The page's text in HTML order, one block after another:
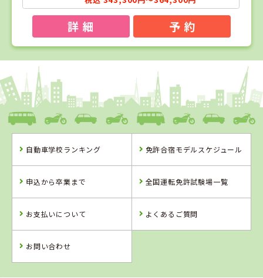
詳 細 予 約
1
熊本県
中球磨モータースクール
詳 細 予 約
スクール
詳 細
詳 細
自動車学校ランキング 免許合宿モデルスケジュール
申込から卒業まで 全国運転免許試験場一覧
お支払いについて よくあるご質問
お問い合わせ